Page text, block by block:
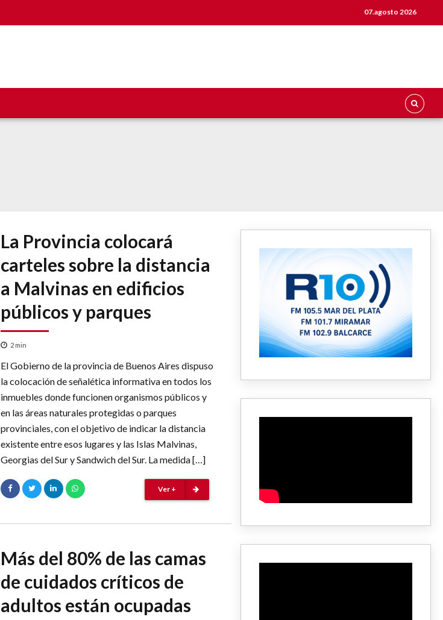
07.agosto 2026
La Provincia colocará
carteles sobre la distancia
a Malvinas en edificios
públicos y parques
2 min
El Gobierno de la provincia de Buenos Aires dispuso
la colocación de señalética informativa en todos los
inmuebles donde funcionen organismos públicos y
en las áreas naturales protegidas o parques
provinciales, con el objetivo de indicar la distancia
existente entre esos lugares y las Islas Malvinas,
Georgias del Sur y Sandwich del Sur. La medida […]
Ver +
Más del 80% de las camas
de cuidados críticos de
adultos están ocupadas